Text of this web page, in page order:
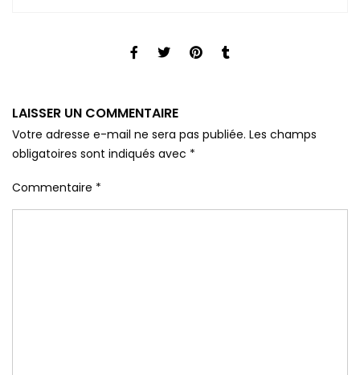
LAISSER UN COMMENTAIRE
Votre adresse e-mail ne sera pas publiée. Les champs
obligatoires sont indiqués avec *
Commentaire *